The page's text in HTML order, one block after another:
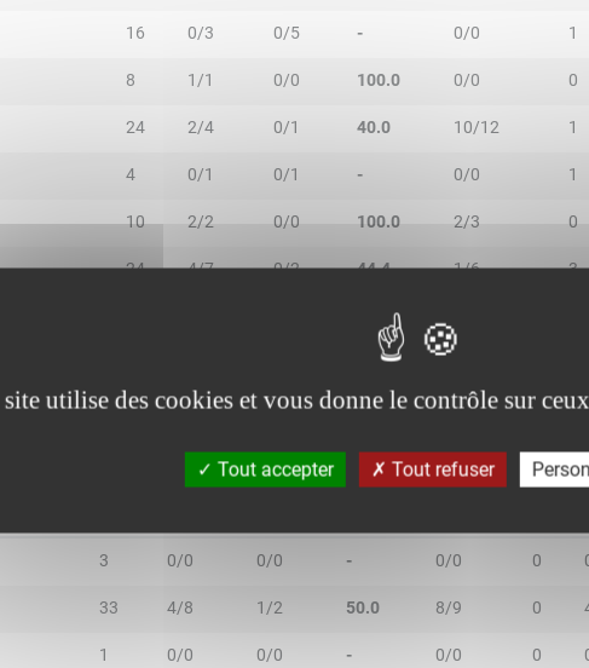
16 0/3 0/5 - 0/0 1
8 1/1 0/0 100.0 0/0 0
24 2/4 0/1 40.0 10/12 1
4 0/1 0/1 - 0/0 1
10 2/2 0/0 100.0 2/3 0
24 4/7 0/2 44.4 1/6 3
GASTEIZ
3 0/0 0/0 - 0/0 0
33 4/8 1/2 50.0 8/9 0
1 0/0 0/0 - 0/0 0
site utilise des cookies et vous donne le contrôle sur
Tout accepter Tout refuser